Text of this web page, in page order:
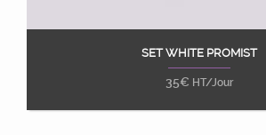
Ajouter au panier
SET WHITE PROMIST
35€ HT/Jour